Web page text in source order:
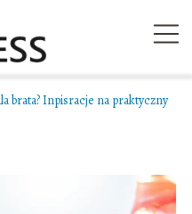
brata? Inpisracje na praktyczny